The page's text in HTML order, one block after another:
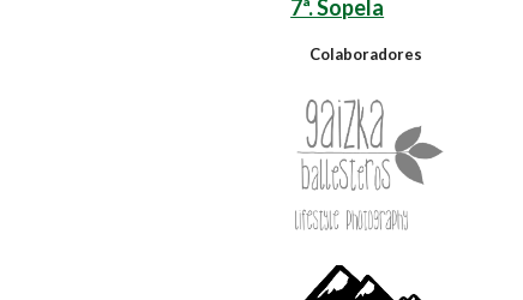
7ª. Sopela
Colaboradores